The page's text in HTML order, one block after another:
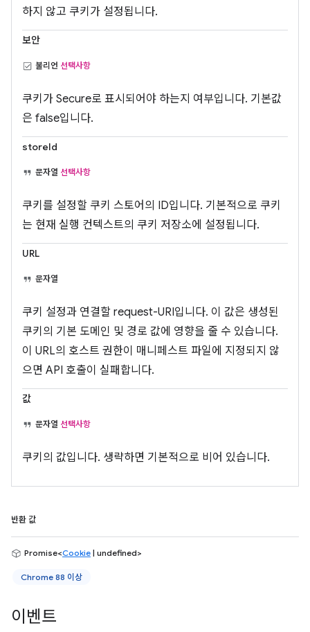
하지 않고 쿠키가 설정됩니다.
보안
불리언 선택사항
쿠키가 Secure로 표시되어야 하는지 여부입니다. 기본값
은 false입니다.
storeId
문자열 선택사항
쿠키를 설정할 쿠키 스토어의 ID입니다. 기본적으로 쿠키
는 현재 실행 컨텍스트의 쿠키 저장소에 설정됩니다.
URL
문자열
쿠키 설정과 연결할 request-URI입니다. 이 값은 생성된
쿠키의 기본 도메인 및 경로 값에 영향을 줄 수 있습니다.
이 URL의 호스트 권한이 매니페스트 파일에 지정되지 않
으면 API 호출이 실패합니다.
값
문자열 선택사항
쿠키의 값입니다. 생략하면 기본적으로 비어 있습니다.
반환 값
Promise<Cookie | undefined>
Chrome 88 이상
이벤트